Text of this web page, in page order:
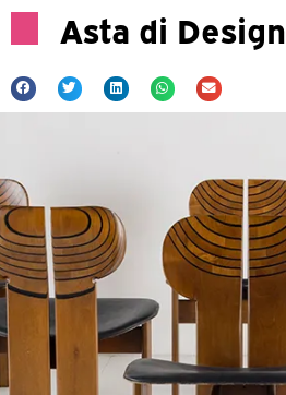
Asta di Design